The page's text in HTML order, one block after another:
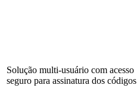
Solução multi-usuário com acesso
seguro para assinatura dos códigos